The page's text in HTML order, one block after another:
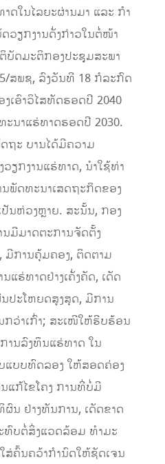
ດໃນໄລຍະຜ່ານມາ ແລະ ກໍາ
ວຽກງານດັ່ງກ່າວໃນຕໍ່ໜ້າ
ບັດມະຕິກອງປະຊຸມສະພາ
ສພຊ, ລົງວັນທີ 18 ກໍລະກົດ
ເອົາວິໄສທັດຮອດປີ 2040
ນາແຮ່ທາດຮອດປີ 2030.
ຖະ ບານໄດ້ມີຄວາມ
ຽກງານແຮ່ທາດ, ນໍາໃຊ້ທ່າ
ພັດທະນາເສດຖະກິດຂອງ
ປັນຫ່ວງຫຼາຍ. ສະນັ້ນ, ກອງ
ມີມາດຕະການຈັດຕັ້ງ
ມີການຄຸ້ມຄອງ, ຕິດຕາມ
ແຮ່ທາດຢ່າງເຄັ່ງຄັດ, ເດັດ
ປະໂຫຍດສູງສຸດ, ມີການ
ວ່າເກົ່າ; ສະເໜີໃຫ້ຮີບຮ້ອນ
ານລົງທຶນແຮ່ທາດ ໃນ
ບບທົດລອງ ໃຫ້ສອດຄ່ອງ
ກ້ໄຂໂຄງ ການທີ່ບໍ່ມີ
ນ ຢ່າງທັນການ, ເດັດຂາດ
ທົບຕໍ່ສິ່ງແວດລ້ອມ ທໍາມະ
ສ່ຄົ້ນຄວ້າກຳນົດໃຫ້ຊັດເຈນ